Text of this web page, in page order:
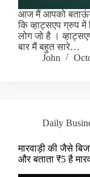
आज मैं आपको
कि व्हाट्सएप ग्रुप
लोग जो है ।
बार मैं बहुत सारे…
John
Daily
मारवाड़ी की जैसे
और बताता ₹5 है